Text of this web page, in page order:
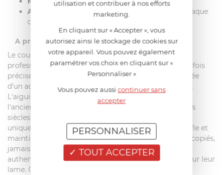
Aiguisage
: ambidextre en V angle de 15° de chaque
côté
A propos de la marque :
Le couteau Haiku est très réputé dans les cuisines
professionnelles pour offrir une qualité de coupe à la fois
précise, performante et durable. La lame est composée
d'un acier carburé supérieur à haut pouvoir de coupe.
L'aiguisage est fait manuellement. Le montage à
l'ancienne, d'après une technique éprouvée depuis des
siècles par les Japonais confère au couteau un aspect
unique. Le bambou dans lequel est fiché la lame gonfle et
maintient le tout solidement ensemble. Maintes fois copiés,
jamais égalés, les couteaux Haiku de Chroma sont
authentifiés par le symbole du faucon qui est gravé sur leur
lame. Couteau produit au Japon à Seki.
utilisation et contribuer à nos efforts
marketing.
En cliquant sur « Accepter », vous
autorisez ainsi le stockage de cookies sur
votre appareil. Vous pouvez également
paramétrer vos choix en cliquant sur «
Personnaliser »
Vous pouvez aussicontinuer sans
accepter
TOUT ACCEPTER
PERSONNALISER